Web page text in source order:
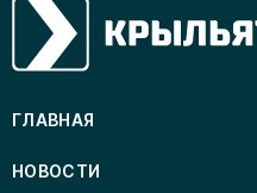
ГЛАВНАЯ
НОВОСТИ